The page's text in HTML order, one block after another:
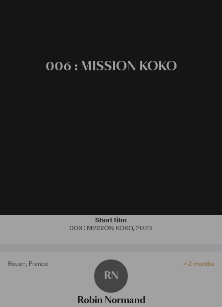
006 : MISSION KOKO
Short film
006 : MISSION KOKO,2023
Rouen, France
RN
> 2 months
Robin Normand